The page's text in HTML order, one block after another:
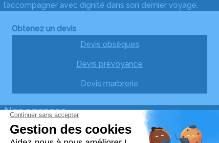
l’accompagner avec dignité dans son dernier voyage.
Obtenez un devis
Devis obsèques
Devis prévoyance
Devis marbrerie
Nos agences
Pompes Funèbres Buisson Penaud Place Voltaire
05 55 46 17 40